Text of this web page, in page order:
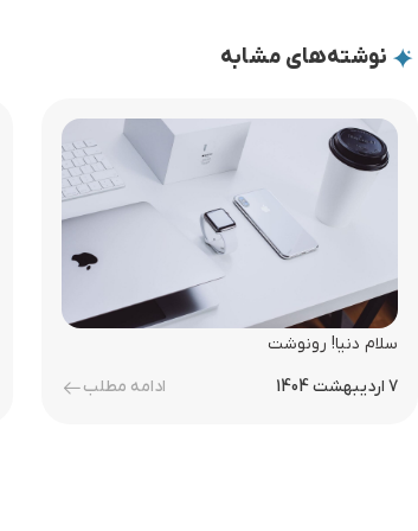
نوشته‌های مشابه
سلام دنیا! رونوشت
7 اردیبهشت 1404
ادامه مطلب